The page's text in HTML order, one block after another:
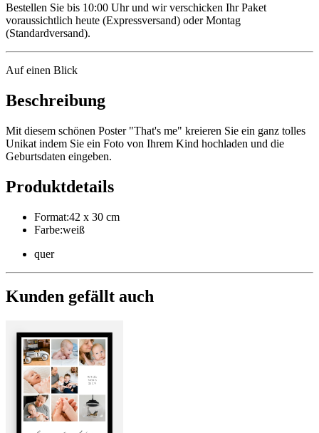
Bestellen Sie bis 10:00 Uhr und wir verschicken Ihr Paket
voraussichtlich heute (Expressversand) oder Montag
(Standardversand).
Auf einen Blick
Beschreibung
Mit diesem schönen Poster "That's me" kreieren Sie ein ganz tolles
Unikat indem Sie ein Foto von Ihrem Kind hochladen und die
Geburtsdaten eingeben.
Produktdetails
Format:42 x 30 cm
Farbe:weiß
quer
Kunden gefällt auch